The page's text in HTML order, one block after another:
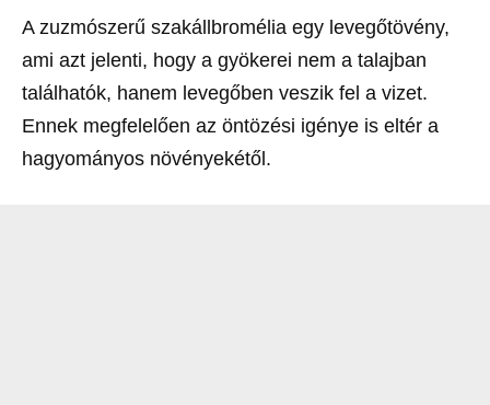
A zuzmószerű szakállbromélia egy levegőtövény,
ami azt jelenti, hogy a gyökerei nem a talajban
találhatók, hanem levegőben veszik fel a vizet.
Ennek megfelelően az öntözési igénye is eltér a
hagyományos növényekétől.